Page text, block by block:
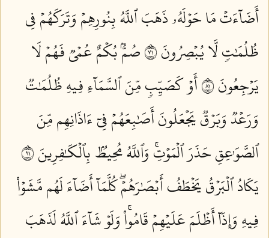
أَضَآءَتۡ مَا حَوۡلَهُۥ ذَهَبَ ٱللَّهُ بِنُورِهِمۡ وَتَرَكَهُمۡ فِي
ظُلُمَٰتٖ لَّا يُبۡصِرُونَ ١٧
صُمُّۢ بُكۡمٌ عُمۡيٞ فَهُمۡ لَا
يَرۡجِعُونَ ١٨
أَوۡ كَصَيِّبٖ مِّنَ ٱلسَّمَآءِ فِيهِ ظُلُمَٰتٞ
وَرَعۡدٞ وَبَرۡقٞ يَجۡعَلُونَ أَصَٰبِعَهُمۡ فِيٓ ءَاذَانِهِم مِّنَ
ٱلصَّوَٰعِقِ حَذَرَ ٱلۡمَوۡتِۚ وَٱللَّهُ مُحِيطُۢ بِٱلۡكَٰفِرِينَ ١٩
يَكَادُ ٱلۡبَرۡقُ يَخۡطَفُ أَبۡصَٰرَهُمۡۖ كُلَّمَآ أَضَآءَ لَهُم مَّشَوۡاْ
فِيهِ وَإِذَآ أَظۡلَمَ عَلَيۡهِمۡ قَامُواْۚ وَلَوۡ شَآءَ ٱللَّهُ لَذَهَبَ